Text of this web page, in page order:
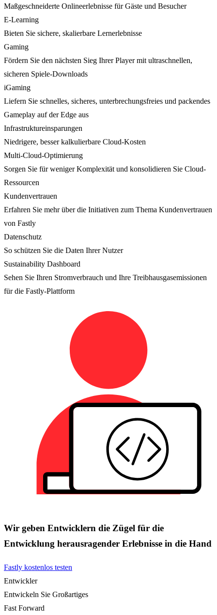
Maßgeschneiderte Onlineerlebnisse für Gäste und Besucher
E-Learning
Bieten Sie sichere, skalierbare Lernerlebnisse
Gaming
Fördern Sie den nächsten Sieg Ihrer Player mit ultraschnellen,
sicheren Spiele-Downloads
iGaming
Liefern Sie schnelles, sicheres, unterbrechungsfreies und packendes
Gameplay auf der Edge aus
Infrastruktureinsparungen
Niedrigere, besser kalkulierbare Cloud-Kosten
Multi-Cloud-Optimierung
Sorgen Sie für weniger Komplexität und konsolidieren Sie Cloud-
Ressourcen
Kundenvertrauen
Erfahren Sie mehr über die Initiativen zum Thema Kundenvertrauen
von Fastly
Datenschutz
So schützen Sie die Daten Ihrer Nutzer
Sustainability Dashboard
Sehen Sie Ihren Stromverbrauch und Ihre Treibhausgasemissionen
für die Fastly-Plattform
Wir geben Entwicklern die Zügel für die
Entwicklung herausragender Erlebnisse in die Hand
Fastly kostenlos testen
Entwickler
Entwickeln Sie Großartiges
Fast Forward